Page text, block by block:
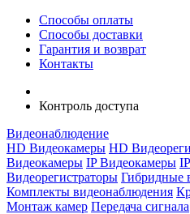
Способы оплаты
Способы доставки
Гарантия и возврат
Контакты
Контроль доступа
Видеонаблюдение
HD Видеокамеры HD
Видеокамеры IP Видеокамеры
Видеорегистраторы Гибридные
Комплекты видеонаблюдения
Монтаж камер Передача сигнала